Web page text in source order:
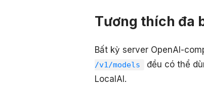
Tương thích đa
Bất kỳ server OpenAI-
/v1/models
đều có thể
LocalAI.